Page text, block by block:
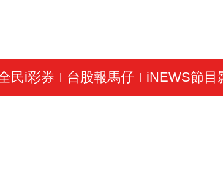
民i彩券 台股報馬仔| iNEWS節目